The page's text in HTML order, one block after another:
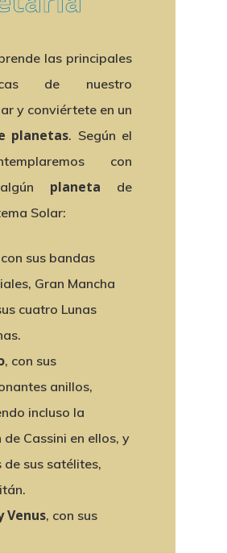
las principales
de nuestro
y conviértete en un
planetas. Según el
con
planeta de
Solar:
sus bandas
Gran Mancha
cuatro Lunas
, con sus
anillos,
incluso la
de Cassini en ellos, y
de sus satélites,
Venus, con sus
Actividades
Experiencias
Para Regalar